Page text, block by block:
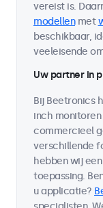
vereist is.
modellenmet
beschikbaar,
veeleisende
Uw partner in
Bij Beetronics
inch
commercieel
verschillende
hebben wij
toepassing.
u applicatie?